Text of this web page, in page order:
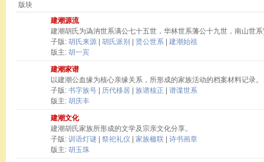
版块
建潮源流
建潮胡氏为溈汭世系满公七十五世，华林世系藩公十九世，南山世
子版: 胡氏来源 胡氏派别 贤公世系
建潮始祖
版主: 胡一宾
建潮家谱
以建潮公血缘为核心亲缘关系，所形成的家族活动的档案材料记录。
子版: 书字族号 历代移居 族谱核正
谱谍世系
版主: 胡庆丰
建潮文化
建潮胡氏家族所形成的文学及宗亲文化分享。
子版: 训语灯谜 祭祀礼仪 家族楹联
诗书画章
版主: 胡玉珠